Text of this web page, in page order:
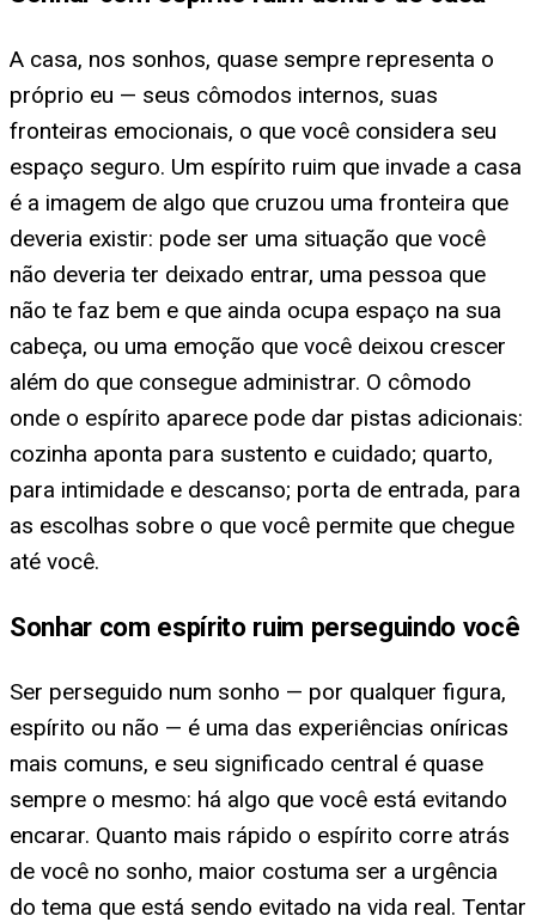
A casa, nos sonhos, quase sempre representa o
próprio eu — seus cômodos internos, suas
fronteiras emocionais, o que você considera seu
espaço seguro. Um espírito ruim que invade a casa
é a imagem de algo que cruzou uma fronteira que
deveria existir: pode ser uma situação que você
não deveria ter deixado entrar, uma pessoa que
não te faz bem e que ainda ocupa espaço na sua
cabeça, ou uma emoção que você deixou crescer
além do que consegue administrar. O cômodo
onde o espírito aparece pode dar pistas adicionais:
cozinha aponta para sustento e cuidado; quarto,
para intimidade e descanso; porta de entrada, para
as escolhas sobre o que você permite que chegue
até você.
Sonhar com espírito ruim perseguindo você
Ser perseguido num sonho — por qualquer figura,
espírito ou não — é uma das experiências oníricas
mais comuns, e seu significado central é quase
sempre o mesmo: há algo que você está evitando
encarar. Quanto mais rápido o espírito corre atrás
de você no sonho, maior costuma ser a urgência
do tema que está sendo evitado na vida real. Tentar